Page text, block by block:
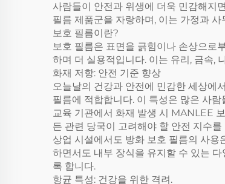
사람들이 안전과 위생에 더욱 민감해지
필름 제품군을 자랑하며, 이는 가정과
보호 필름이란?
보호 필름은 표면을 긁힘이나 손상으로
하며 더 실용적입니다. 이는 유리, 금속,
화재 저항: 안전 기준 향상
오늘날의 건강과 안전에 민감한 세상에
필름에 적합합니다. 이 특성은 많은 사
교육 기관에서 화재 발생 시 MANLEE
든 관련 당국이 고려해야 할 안전 지수
상업 시설에서도 방화 보호 필름의 사
하면서도 내부 장식을 유지할 수 있는
록 합니다.
항균 특성: 건강을 위한 격려.